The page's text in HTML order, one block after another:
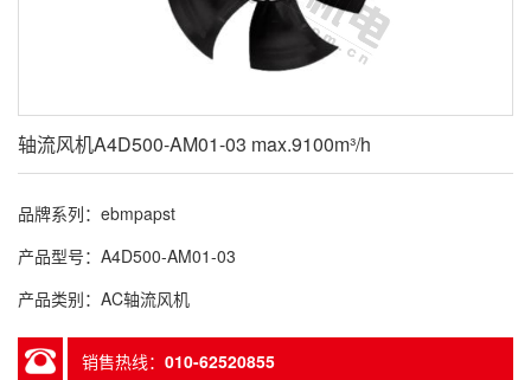
轴流风机A4D500-AM01-03 max.9100m³/h
品牌系列：ebmpapst
产品型号：A4D500-AM01-03
产品类别：AC轴流风机
销售热线： 010-62520855